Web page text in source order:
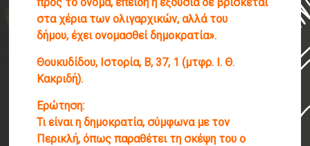
στα χέρια των ολιγαρχικών, αλλά του
δήμου, έχει ονομασθεί δημοκρατία».
Θουκυδίδου, Ιστορία, Β, 37, 1 (μτφρ. Ι. Θ.
Κακριδή).
Ερώτηση:
Τι είναι η δημοκρατία, σύμφωνα με τον
Περικλή, όπως παραθέτει τη σκέψη του ο